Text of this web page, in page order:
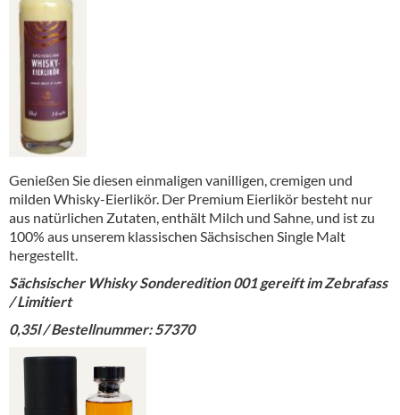
Genießen Sie diesen einmaligen vanilligen, cremigen und
milden Whisky-Eierlikör. Der Premium Eierlikör besteht nur
aus natürlichen Zutaten, enthält Milch und Sahne, und ist zu
100% aus unserem klassischen Sächsischen Single Malt
hergestellt.
Sächsischer Whisky Sonderedition 001 gereift im Zebrafass
/ Limitiert
0,35l / Bestellnummer: 57370